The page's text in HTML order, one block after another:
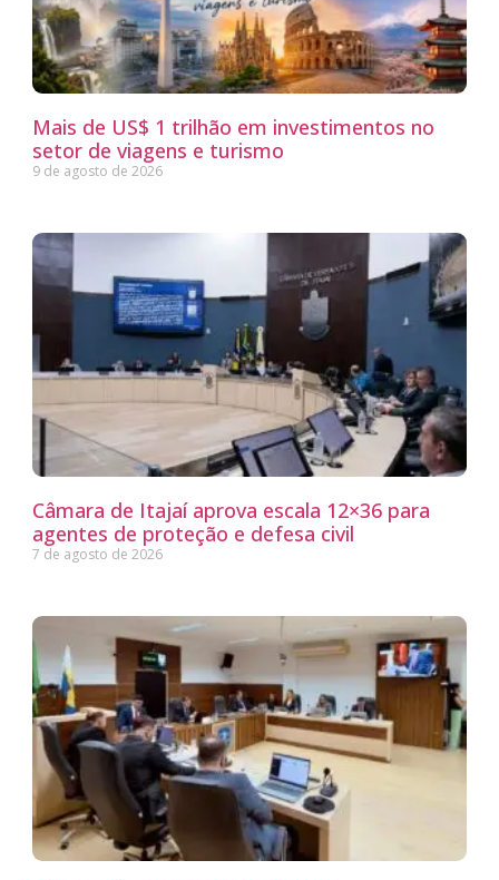
Mais de US$ 1 trilhão em investimentos no
setor de viagens e turismo
9 de agosto de 2026
Câmara de Itajaí aprova escala 12×36 para
agentes de proteção e defesa civil
7 de agosto de 2026